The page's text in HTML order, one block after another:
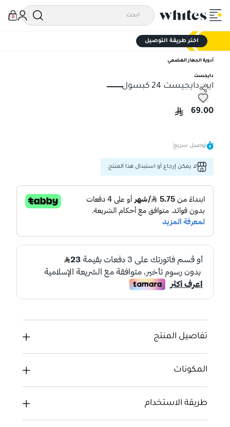
0
اختر طريقة التوصيل
أدوية الجهاز الهضمي
دايجست
ايرو دايجيست 24 كبسول
ايرو دايجيست 24 كبسول
69.00
توصيل سريع
لا يمكن إرجاع أو استبدال هذا المنتج.
تفاصيل المنتج
المكونات
طريقة الاستخدام